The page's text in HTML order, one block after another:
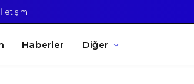
İletişim
Haberler Diğer